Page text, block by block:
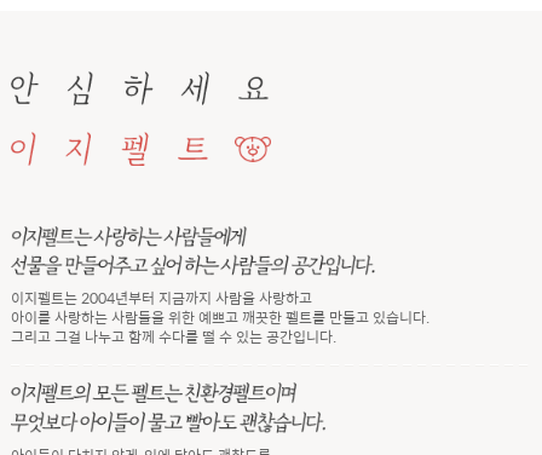
이지펠트는 2004년부터 지금까지 사람을 사랑하고
아이를 사랑하는 사람들을 위한 예쁘고 깨끗한 펠트를 만들고 있습니다.
그리고 그걸 나누고 함께 수다를 떨 수 있는 공간입니다.